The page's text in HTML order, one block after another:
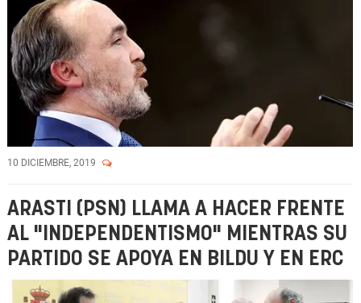
10 DICIEMBRE, 2019
ARASTI (PSN) LLAMA A HACER FRENTE
AL "INDEPENDENTISMO" MIENTRAS SU
PARTIDO SE APOYA EN BILDU Y EN ERC